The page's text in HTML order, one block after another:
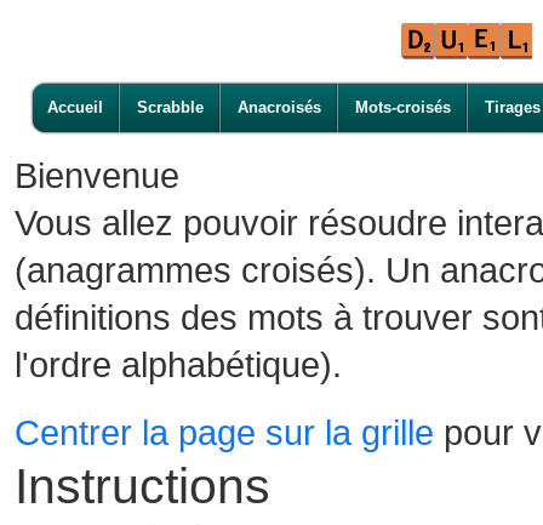
Accueil Scrabble Anacroisés Mots-croisés Tirages
Bienvenue
Vous allez pouvoir résoudre
(anagrammes croisés). Un
définitions des mots à trouver
l'ordre alphabétique).
Centrer la page sur la grille pour
Instructions